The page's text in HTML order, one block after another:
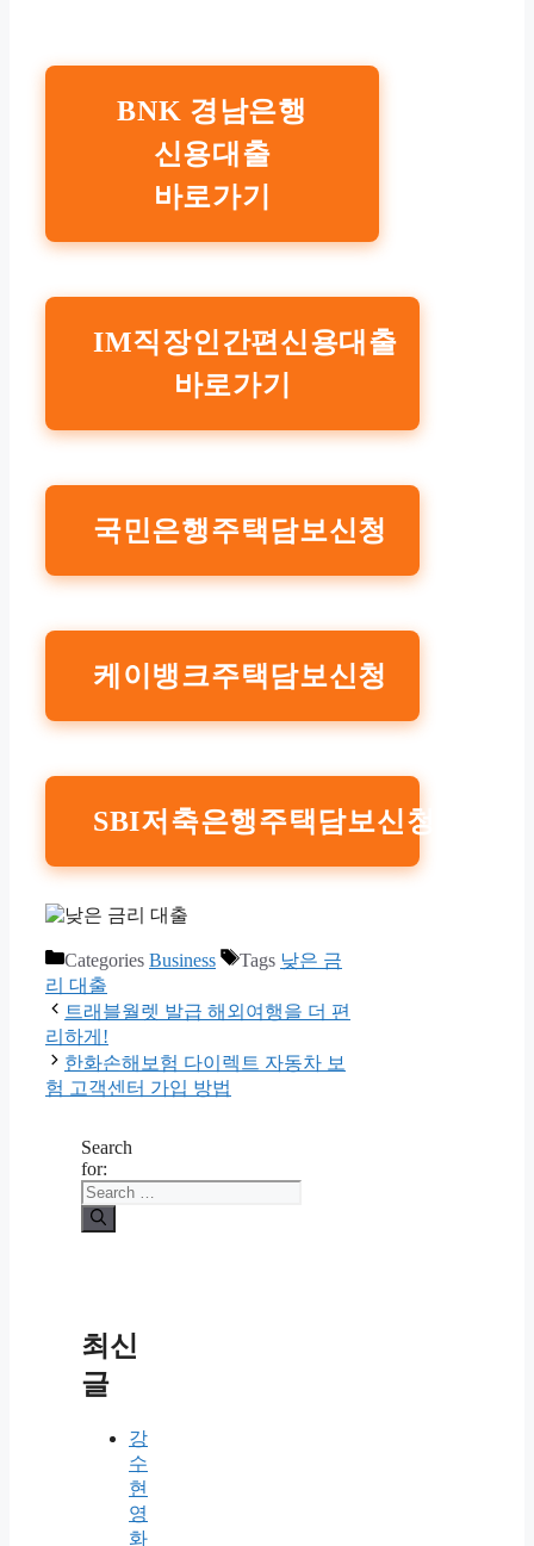
BNK 경남은행
신용대출
바로가기
IM직장인간편신용대출
바로가기
국민은행주택담보신청
케이뱅크주택담보신청
SBI저축은행주택담보신청
Categories Business Tags 낮은 금
리 대출
트래블월렛 발급 해외여행을 더 편
리하게!
한화손해보험 다이렉트 자동차 보
험 고객센터 가입 방법
Search
for:
최신
글
강
수
현
영
화